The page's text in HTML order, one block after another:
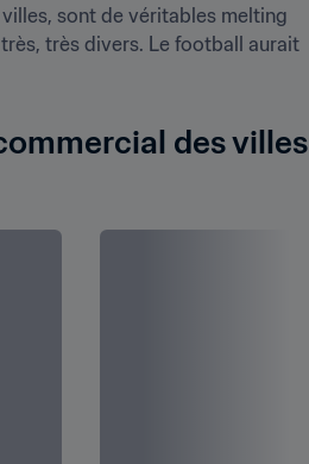
sont de véritables melting
très divers. Le football aurait
des villes